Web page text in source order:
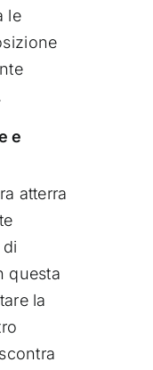
le
e
atterra
questa
la